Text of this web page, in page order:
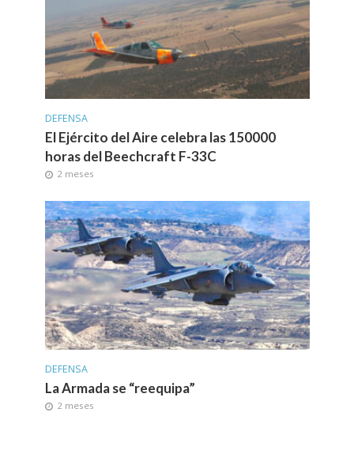
DEFENSA
El Ejército del Aire celebra las 150000
horas del Beechcraft F-33C
2 meses
DEFENSA
La Armada se “reequipa”
2 meses